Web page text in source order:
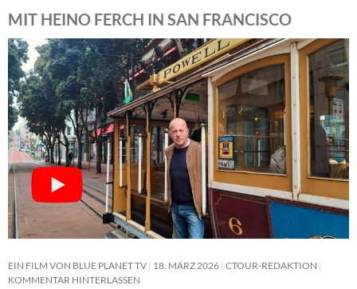
MIT HEINO FERCH IN SAN FRANCISCO
EIN FILM VON BLUE PLANET TV 18. MÄRZ 2026 CTOUR-REDAKTION
KOMMENTAR HINTERLASSEN